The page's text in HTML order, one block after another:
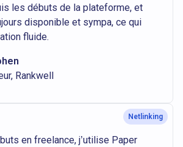
les débuts de la plateforme, et
disponible et sympa, ce qui
fluide.
Rankwell
Netlinking
en freelance, j’utilise Paper